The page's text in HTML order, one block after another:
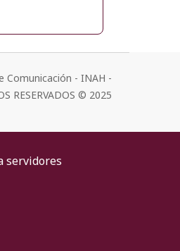
Comunicación - INAH -
RESERVADOS © 2025
servidores